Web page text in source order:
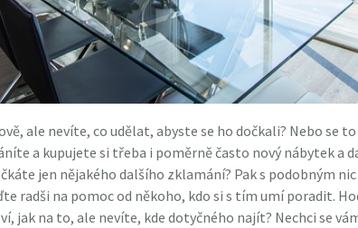
ale nevíte, co udělat, abyste se ho dočkali? Nebo se
a kupujete si třeba i poměrně často nový nábytek a
jen nějakého dalšího zklamání? Pak s podobným
radši na pomoc od někoho, kdo si s tím umí poradit.
jak na to, ale nevíte, kde dotyčného najít? Nechci se